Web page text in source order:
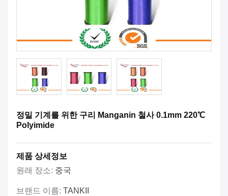
정밀 기계를 위한 구리 Manganin 철사 0.1mm 220℃
Polyimide
제품 상세정보
원래 장소: 중국
브랜드 이름: TANKII